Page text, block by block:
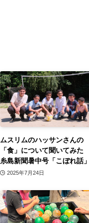
ムスリムのハッサンさんの
「食」について聞いてみ
糸島新聞暑中号「こぼれ話
2025年7月24日